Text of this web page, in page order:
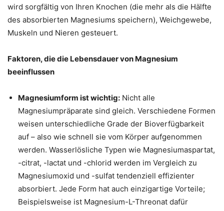
wird sorgfältig von Ihren Knochen (die mehr als die Hälfte
des absorbierten Magnesiums speichern), Weichgewebe,
Muskeln und Nieren gesteuert.
Faktoren, die die Lebensdauer von Magnesium
beeinflussen
Magnesiumform ist wichtig: Nicht alle
Magnesiumpräparate sind gleich. Verschiedene Formen
weisen unterschiedliche Grade der Bioverfügbarkeit
auf – also wie schnell sie vom Körper aufgenommen
werden. Wasserlösliche Typen wie Magnesiumaspartat,
-citrat, -lactat und -chlorid werden im Vergleich zu
Magnesiumoxid und -sulfat tendenziell effizienter
absorbiert. Jede Form hat auch einzigartige Vorteile;
Beispielsweise ist Magnesium-L-Threonat dafür